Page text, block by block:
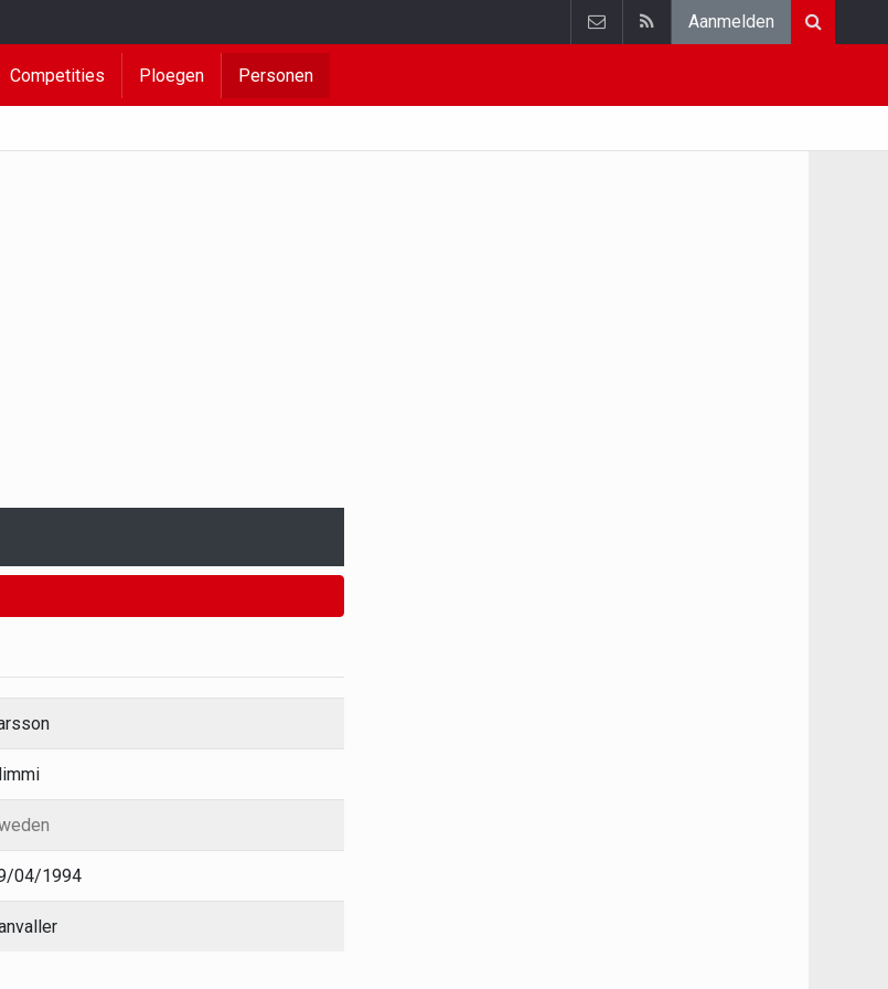
Aanmelden
Competities Ploegen Personen
04/1994